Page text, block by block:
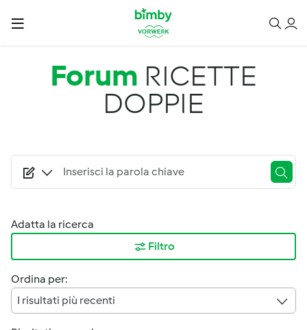
Salta al contenuto principale
Forum RICETTE
DOPPIE
Adatta la ricerca
Filtro
Ordina per:
I risultati più recenti